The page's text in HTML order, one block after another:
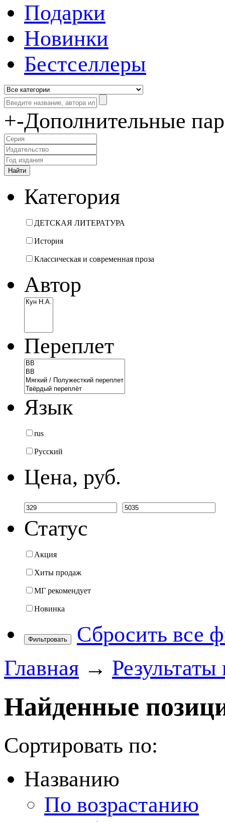
Подарки
Новинки
Бестселлеры
+-Дополнительные
Категория
ДЕТСКАЯ ЛИТЕРАТУРА
История
Классическая и современная проза
Автор
Переплет
Язык
rus
Русский
Цена, руб.
Статус
Акция
Хиты продаж
МГ рекомендует
Новинка
Фильтровать
Сбросить все
Главная →
Найденные
Сортировать по:
Названию
По возрастанию